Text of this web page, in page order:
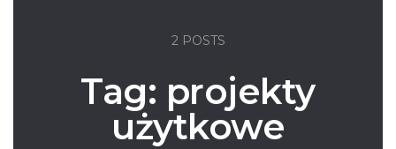
2 POSTS
Tag: projekty
użytkowe